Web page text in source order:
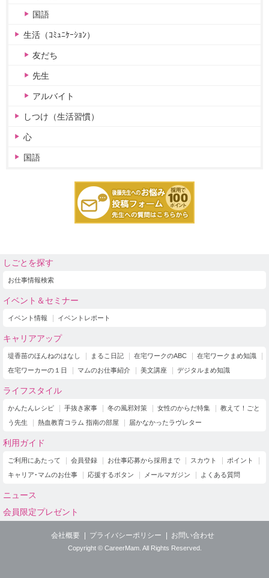
国語
生活（ｺﾐｭﾆｹｰｼｮﾝ）
友だち
先生
アルバイト
しつけ（生活習慣）
心
国語
しごとを探す
お仕事情報検索
イベント＆セミナー
イベント情報 イベントレポート
キャリアアップ
堤香苗のほんねのはなし まるこ日記 在宅ワークのABC
在宅ワークまめ知識
在宅ワーカーの１日
マムのお仕事紹介 美文講座 デジタルまめ知識
ライフスタイル
かんたんレシピ 手抜き家事 冬の風邪対策 女性のからだ特集
教えて！ごと
う先生
熱血教育コラム 指南の部屋 届かなかったラヴレター
利用ガイド
ご利用にあたって 会員登録 お仕事応募から採用まで スカウト
ポイント
キャリア･マムのお仕事
応援するボタン メールマガジン よくある質問
ニュース
会員限定プレゼント
会社概要 プライバシーポリシー お問い合わせ
Copyright © CareerMam. All Rights Reserved.